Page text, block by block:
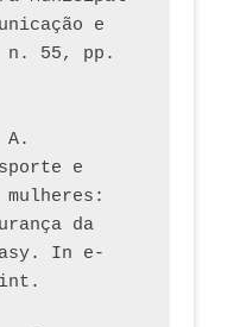
e
n. 55, pp.
A.
e
da
In e-